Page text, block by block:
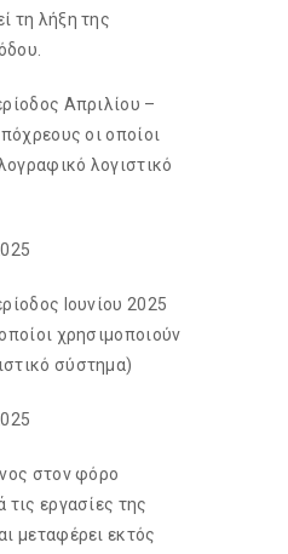
τη λήξη της
Απριλίου –
οι οποίοι
λογιστικό
Ιουνίου 2025
χρησιμοποιούν
σύστημα)
στον φόρο
τις εργασίες της
μεταφέρει εκτός